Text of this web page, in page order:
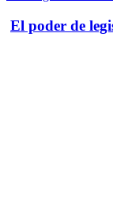
El poder de